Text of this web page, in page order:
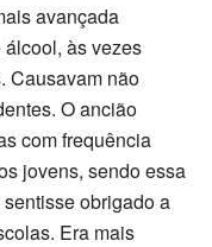
avançada
às vezes
Causavam não
O ancião
com frequência
jovens, sendo essa
obrigado a
Era mais